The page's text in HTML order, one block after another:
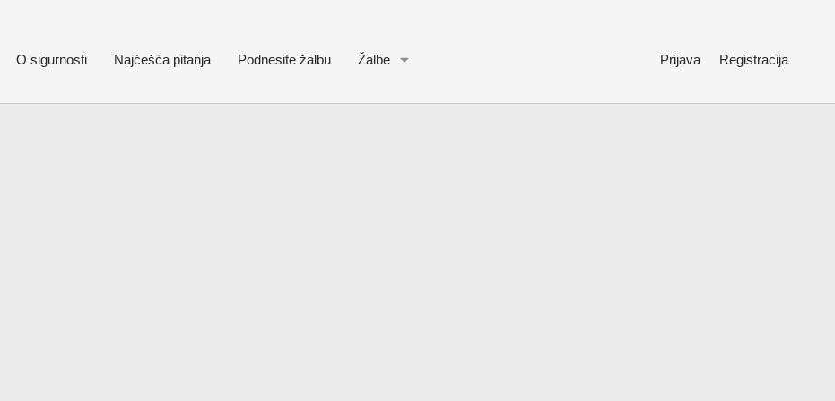
O sigurnosti Najćešća pitanja Podnesite žalbu Žalbe Prijava Registracija